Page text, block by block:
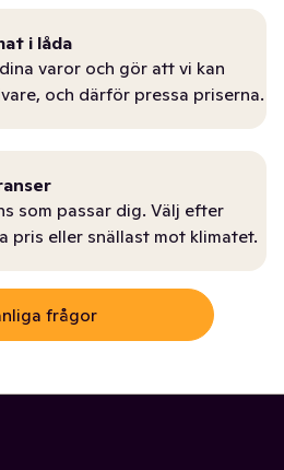
i låda
varor och gör att vi kan
och därför pressa priserna.
som passar dig. Välj efter
pris eller snällast mot klimatet.
frågor